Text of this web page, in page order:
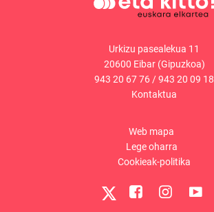
Urkizu pasealekua 11
20600 Eibar (Gipuzkoa)
943 20 67 76/943 20 09 18
Kontaktua
Web mapa
Lege oharra
Cookieak-politika